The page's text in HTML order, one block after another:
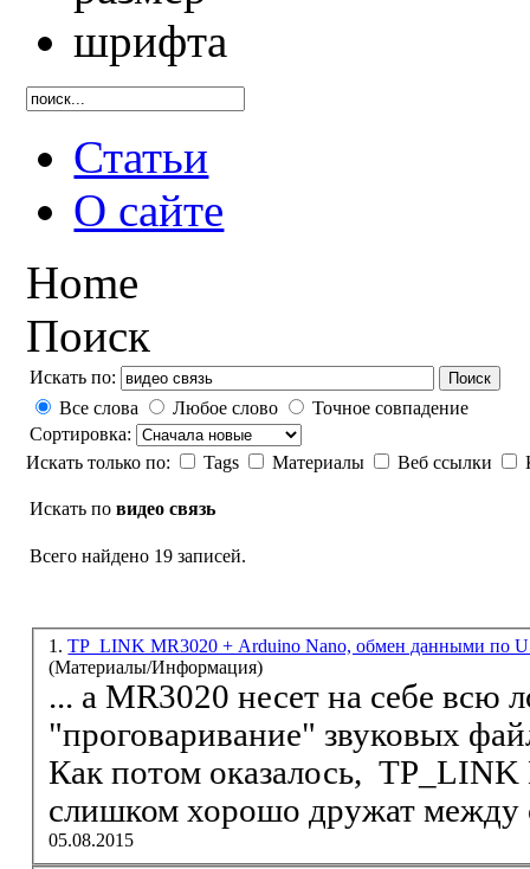
Статьи
О сайте
Home
Поиск
Искать по: Поиск
Все слова Любое слово
Точное совпадение
Сортировка:
Искать только по:
Tags Материалы Веб ссылки
Искать повидео связь
Всего найдено 19 записей.
1.TP_LINK MR3020 + Arduino Nano, обмен данными по
(Материалы/Информация)
... а MR3020 несет на себе всю
"проговаривание" звуковых
Как потом оказалось,
слишком хорошо дружат между
05.08.2015